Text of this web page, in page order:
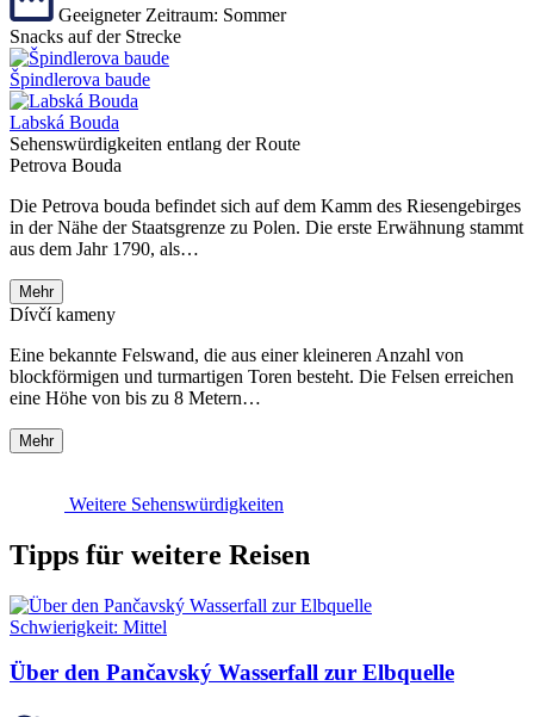
Geeigneter Zeitraum: Sommer
Snacks auf der Strecke
Špindlerova baude
Labská Bouda
Sehenswürdigkeiten entlang der Route
Petrova Bouda
Die Petrova bouda befindet sich auf dem Kamm des Riesengebirges
in der Nähe der Staatsgrenze zu Polen. Die erste Erwähnung stammt
aus dem Jahr 1790, als…
Mehr
Dívčí kameny
Eine bekannte Felswand, die aus einer kleineren Anzahl von
blockförmigen und turmartigen Toren besteht. Die Felsen erreichen
eine Höhe von bis zu 8 Metern…
Mehr
Weitere Sehenswürdigkeiten
Tipps für weitere Reisen
Schwierigkeit: Mittel
Über den Pančavský Wasserfall zur Elbquelle